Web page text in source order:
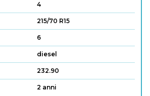
4
215/70 R15
6
diesel
232.90
2 anni